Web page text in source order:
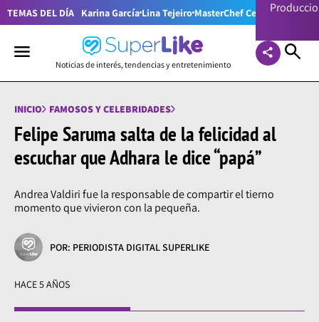
TEMAS DEL DÍA Karina García Lina Tejeiro MasterChef Celebrity
Noticias de interés, tendencias y entretenimiento
INICIO FAMOSOS Y CELEBRIDADES
Felipe Saruma salta de la felicidad al
escuchar que Adhara le dice “papá”
Andrea Valdiri fue la responsable de compartir el tierno
momento que vivieron con la pequeña.
POR: PERIODISTA DIGITAL SUPERLIKE
HACE 5 AÑOS